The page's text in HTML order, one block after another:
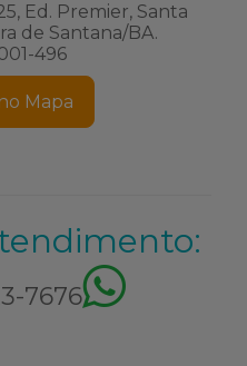
Ed. Premier, Santa
de Santana/BA.
496
Mapa
7676